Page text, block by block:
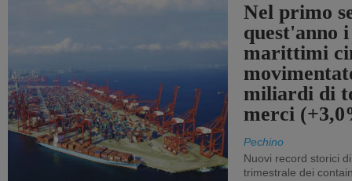
Nel primo
quest'anno
marittimi
miliardi di
merci
Pechino
Nuovi record storici
trimestrale dei